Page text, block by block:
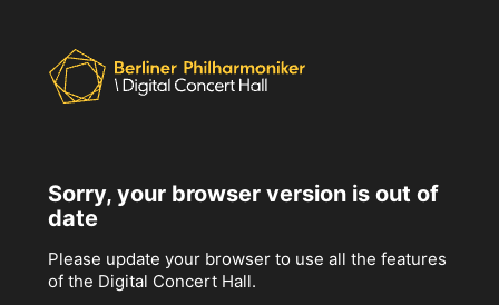
Sorry, your browser version is out of
date
Please update your browser to use all the features
of the Digital Concert Hall.